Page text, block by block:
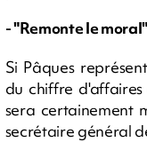
- "Remonte le
Si Pâques
du chiffre
sera certainement
secrétaire général